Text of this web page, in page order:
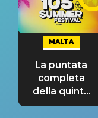
MALTA
La puntata
completa
della quinta
tappa